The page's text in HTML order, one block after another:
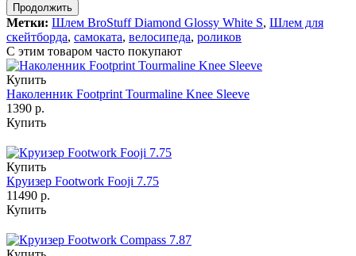
Продолжить
Метки: Шлем BroStuff Diamond Glossy White S, Шлем для
скейтборда, самоката, велосипеда, роликов
С этим товаром часто покупают
Купить
Наколенник Footprint Tourmaline Knee Sleeve
1390 р.
Купить
Купить
Круизер Footwork Fooji 7.75
11490 р.
Купить